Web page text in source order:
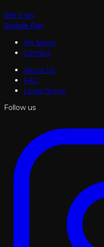
Get it on
Google Play
Art News
Contact
About Us
FAQ
Legal Terms
Follow us